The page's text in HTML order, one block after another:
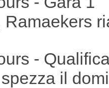
Ramaekers
-
il